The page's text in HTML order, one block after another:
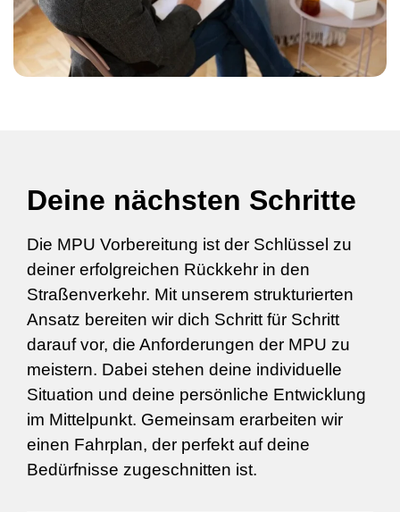
Deine nächsten Schritte
Die MPU Vorbereitung ist der Schlüssel zu
deiner erfolgreichen Rückkehr in den
Straßenverkehr. Mit unserem strukturierten
Ansatz bereiten wir dich Schritt für Schritt
darauf vor, die Anforderungen der MPU zu
meistern. Dabei stehen deine individuelle
Situation und deine persönliche Entwicklung
im Mittelpunkt. Gemeinsam erarbeiten wir
einen Fahrplan, der perfekt auf deine
Bedürfnisse zugeschnitten ist.